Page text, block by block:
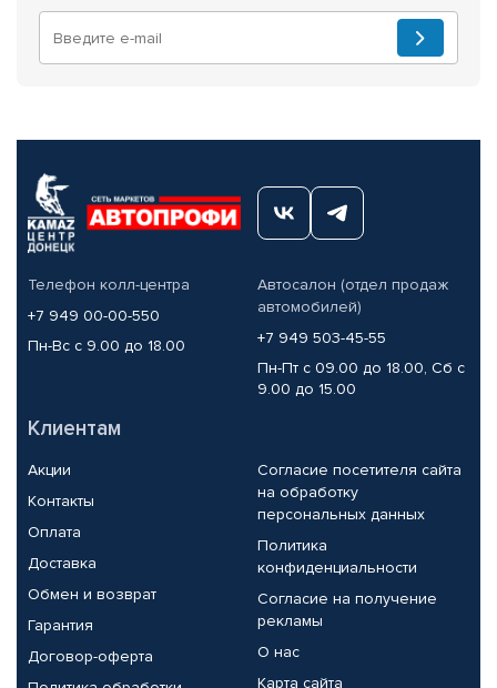
Телефон колл-центра
+7 949 00-00-550
Пн-Вс с 9.00 до 18.00
Автосалон (отдел продаж
автомобилей)
+7 949 503-45-55
Пн-Пт с 09.00 до 18.00, Сб с
9.00 до 15.00
Клиентам
Акции
Контакты
Оплата
Доставка
Обмен и возврат
Гарантия
Договор-оферта
Согласие посетителя сайта
на обработку
персональных данных
Политика
конфиденциальности
Согласие на получение
рекламы
О нас
Карта сайта